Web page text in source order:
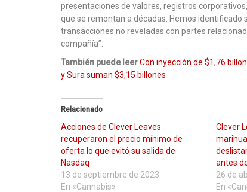
presentaciones de valores, registros
que se remontan a décadas. Hemos
transacciones no reveladas con partes
compañía”.
También puede leerCon inyección de $1,76
y Sura suman $3,15 billones
Relacionado
Acciones de Clever Leaves
recuperaron el precio mínimo de
oferta lo que evitó su salida de
Nasdaq
13 de septiembre de 2023
En «Cannabis»
Clever
antes
26 de
En